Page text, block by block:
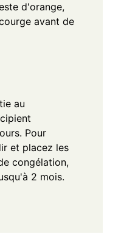
d'orange,
avant de
au
Pour
et placez les
congélation,
2 mois.